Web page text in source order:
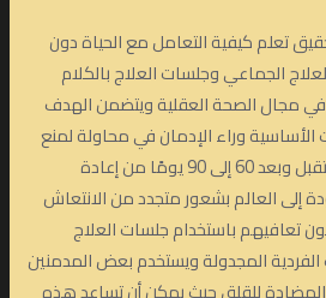
تعلم كيفية التعامل مع الحياة دون
الجماعي وجلسات العلاج بالكلام
مجال الصحة العقلية ويتضمن الهدف
وراء الإدمان في محاولة لمنع
الحاجة إلى الدواء في المستقبل وبعد 60 إلى 90 يومًا من إعادة
إلى العالم بشعور متجدد من الانتعاش
تعافيهم باستخدام جلسات العلاج
المجدولة ويستخدم بعض المدمنين